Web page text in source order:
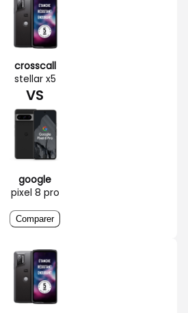
crosscall
stellar x5
VS
google
pixel 8 pro
Comparer